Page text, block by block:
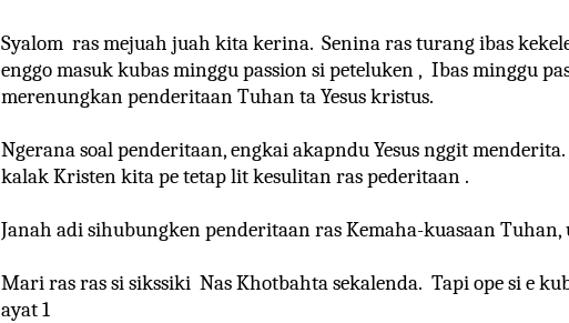
Syalom ras mejuah juah kita kerina. Senina ras turang ibas
enggo masuk kubas minggu passion si peteluken , Ibas minggu
merenungkan penderitaan Tuhan ta Yesus kristus.
Ngerana soal penderitaan, engkai akapndu Yesus nggit
kalak Kristen kita pe tetap lit kesulitan ras pederitaan .
Janah adi sihubungken penderitaan ras Kemaha-kuasaan Tuhan,
Mari ras ras si sikssiki Nas Khotbahta sekalenda. Tapi ope si e
ayat 1